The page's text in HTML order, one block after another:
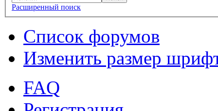
Расширенный поиск
Список форумов
Изменить размер
FAQ